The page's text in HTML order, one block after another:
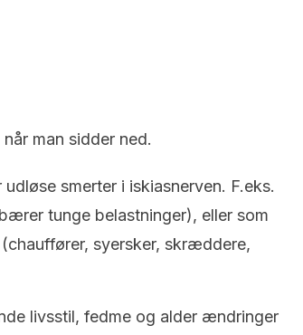
man sidder ned.
smerter i iskiasnerven. F.eks.
tunge belastninger), eller som
syersker, skræddere,
livsstil, fedme og alder ændringer